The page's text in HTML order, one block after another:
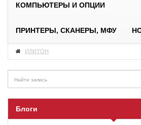
КОМПЬЮТЕРЫ И ОПЦИИ
ПРИНТЕРЫ, СКАНЕРЫ, МФУ
ИЛИТОН
Блоги